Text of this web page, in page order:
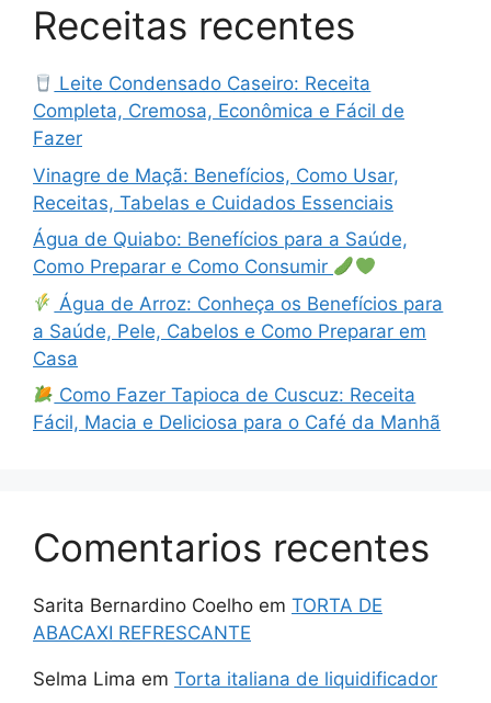
Receitas recentes
Leite Condensado Caseiro: Receita
Completa, Cremosa, Econômica e Fácil de
Fazer
Vinagre de Maçã: Benefícios, Como Usar,
Receitas, Tabelas e Cuidados Essenciais
Água de Quiabo: Benefícios para a Saúde,
Como Preparar e Como Consumir
Água de Arroz: Conheça os Benefícios para
a Saúde, Pele, Cabelos e Como Preparar em
Casa
Como Fazer Tapioca de Cuscuz: Receita
Fácil, Macia e Deliciosa para o Café da Manhã
Comentarios recentes
Sarita Bernardino Coelho em TORTA DE
ABACAXI REFRESCANTE
Selma Lima em Torta italiana de liquidificador